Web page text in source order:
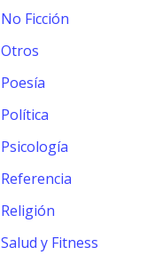
No Ficción
Otros
Poesía
Política
Psicología
Referencia
Religión
Salud y Fitness